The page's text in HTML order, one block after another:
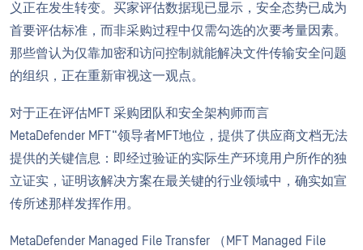
义正在发生转变。买家评估数据现已显示，安全态势已成为
首要评估标准，而非采购过程中仅需勾选的次要考量因素。
那些曾认为仅靠加密和访问控制就能解决文件传输安全问题
的组织，正在重新审视这一观点。
对于正在评估MFT 采购团队和安全架构师而言
MetaDefender MFT“领导者MFT地位，提供了供应商文档无法
提供的关键信息：即经过验证的实际生产环境用户所作的独
立证实，证明该解决方案在最关键的行业领域中，确实如宣
传所述那样发挥作用。
MetaDefender Managed File Transfer （MFT Managed File